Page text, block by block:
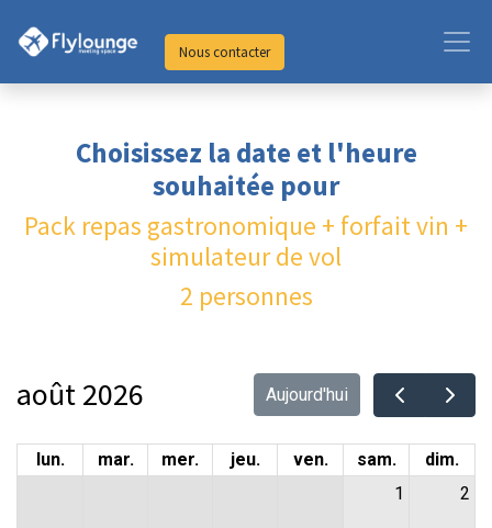
Nous contacter
Choisissez la date et l'heure
souhaitée pour
Pack repas gastronomique + forfait vin +
simulateur de vol
2 personnes
août 2026 Aujourd'hui
lun. mar. mer. jeu. ven. sam.
dim.
1
2